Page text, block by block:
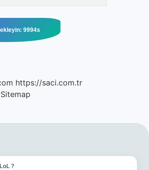
https://saci.com.tr
Sitemap
?